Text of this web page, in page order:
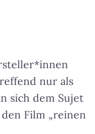
nur als
sich dem Sujet
Film „reinen